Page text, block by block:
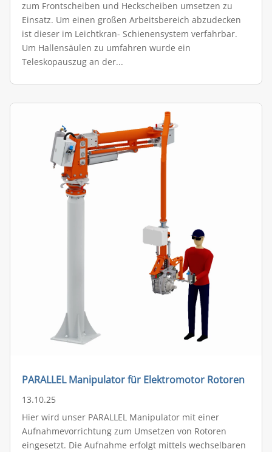
zum Frontscheiben und Heckscheiben umsetzen zu
Einsatz. Um einen großen Arbeitsbereich abzudecken
ist dieser im Leichtkran- Schienensystem verfahrbar.
Um Hallensäulen zu umfahren wurde ein
Teleskopauszug an der...
PARALLEL Manipulator für Elektromotor Rotoren
13.10.25
Hier wird unser PARALLEL Manipulator mit einer
Aufnahmevorrichtung zum Umsetzen von Rotoren
eingesetzt. Die Aufnahme erfolgt mittels wechselbaren